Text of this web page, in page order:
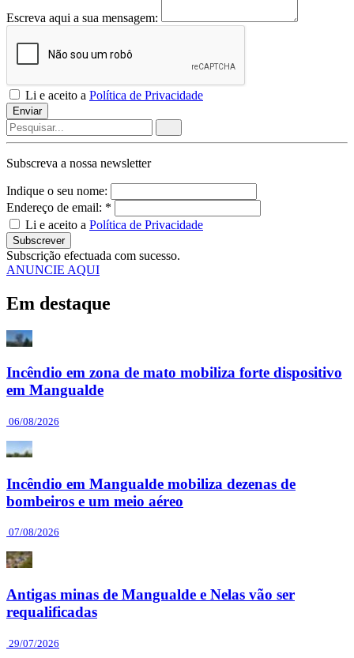
Escreva aqui a sua mensagem:
Li e aceito a Política de Privacidade
Enviar
Subscreva a nossa newsletter
Indique o seu nome:
Endereço de email: *
Li e aceito a Política de Privacidade
Subscrever
Subscrição efectuada com sucesso.
ANUNCIE AQUI
Em destaque
Incêndio em zona de mato mobiliza forte dispositivo
em Mangualde
06/08/2026
Incêndio em Mangualde mobiliza dezenas de
bombeiros e um meio aéreo
07/08/2026
Antigas minas de Mangualde e Nelas vão ser
requalificadas
29/07/2026